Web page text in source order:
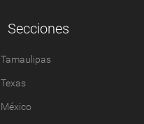
Secciones
Tamaulipas
Texas
México